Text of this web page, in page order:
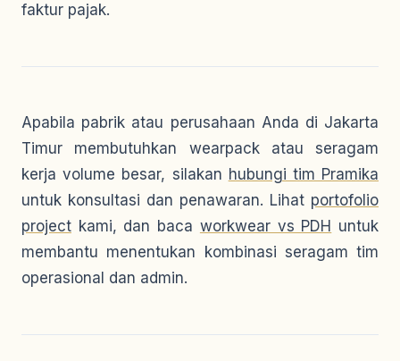
faktur pajak.
Apabila pabrik atau perusahaan Anda di Jakarta
Timur membutuhkan wearpack atau seragam
kerja volume besar, silakan hubungi tim Pramika
untuk konsultasi dan penawaran. Lihat portofolio
project kami, dan baca workwear vs PDH untuk
membantu menentukan kombinasi seragam tim
operasional dan admin.